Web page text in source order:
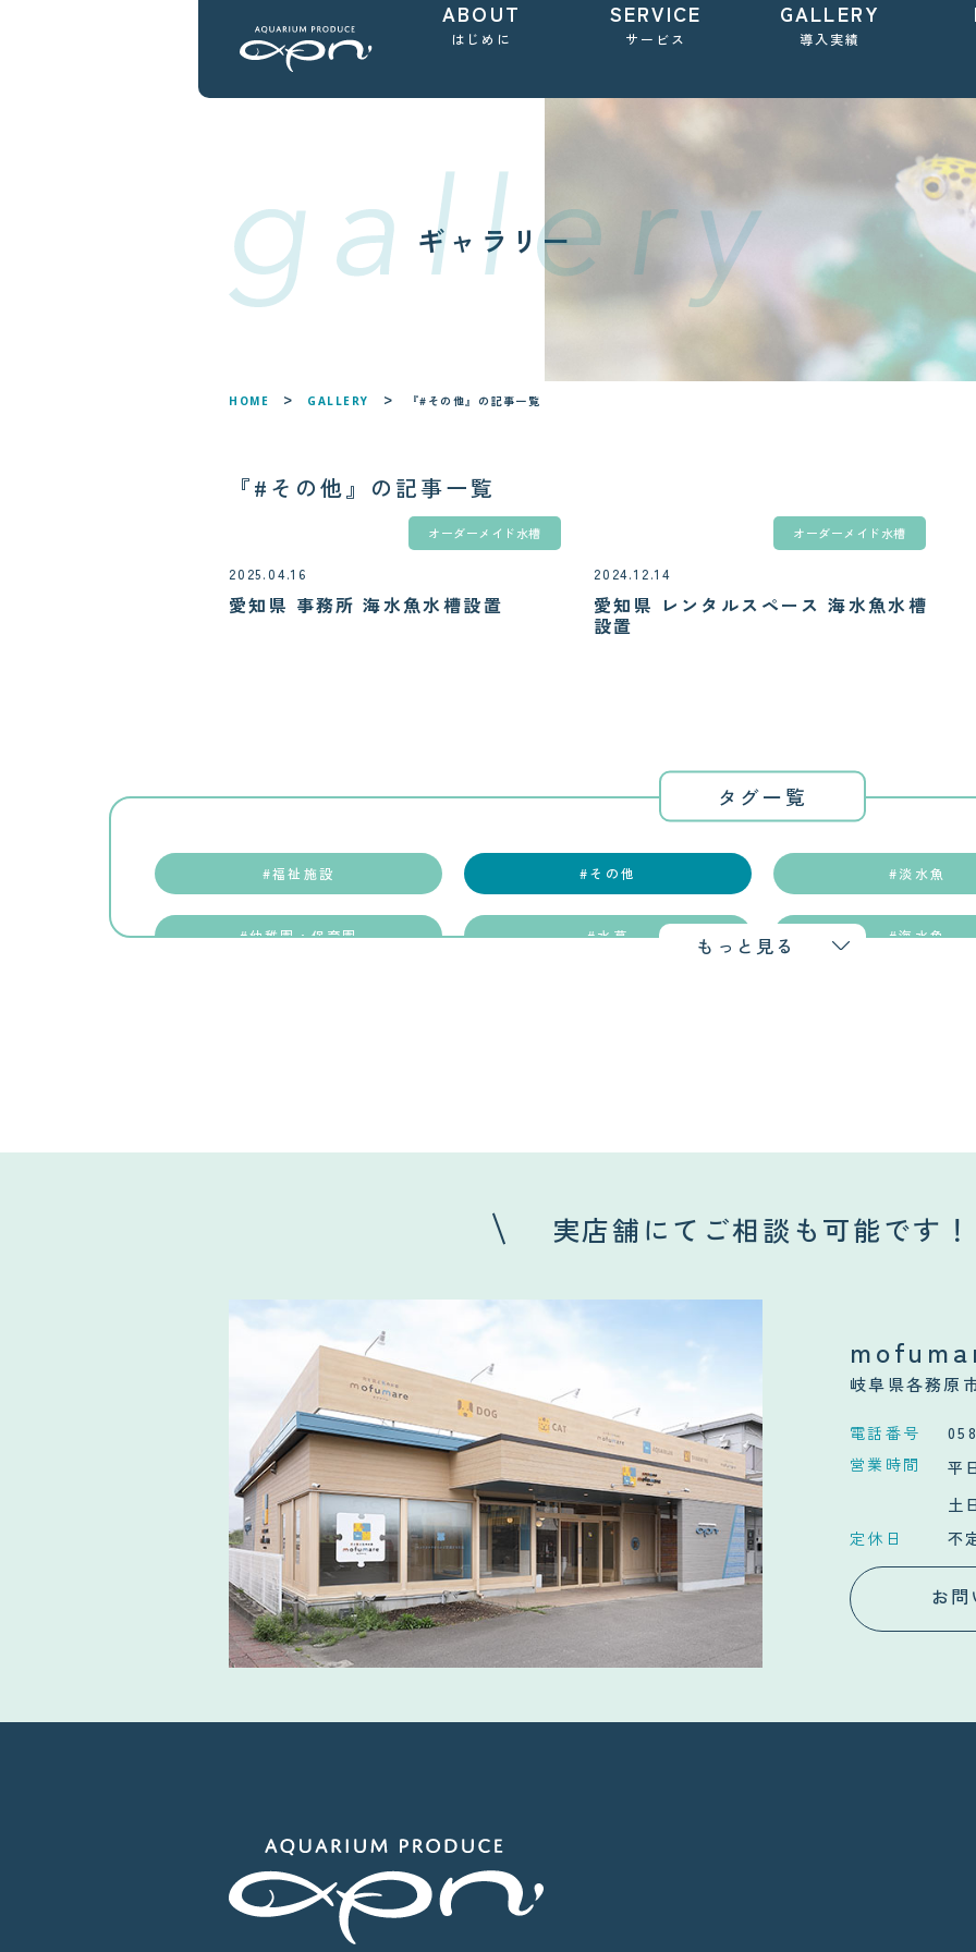
ABOUT
はじめに
SERVICE
サービス
GALLERY
導入実績
ギャラリー
HOME GALLERY 『#その他』の記事一覧
『#その他』の記事一覧
オーダーメイド水槽
2025.04.16
愛知県 事務所 海水魚水槽設置
オーダーメイド水槽
2024.12.14
愛知県 レンタルスペース 海水魚水槽
設置
タグ一覧
#福祉施設 #その他 #淡水魚
#幼稚園・保育園 #水草 #海水魚
もっと見る
実店舗にてご相談も可能です！
岐阜県各務原
電話番号
営業時間
平
土
定休日
不
お